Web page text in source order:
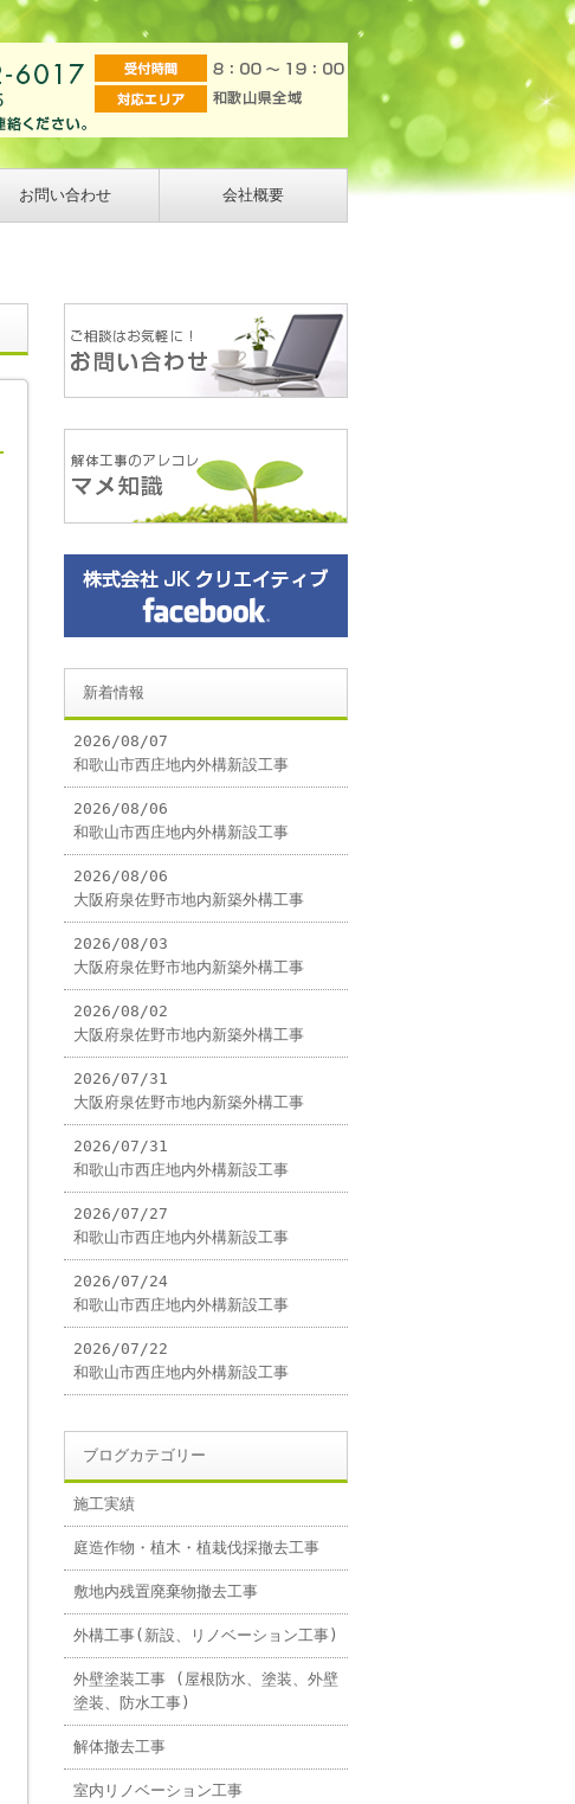
お問い合わせ 会社概要
新着情報
2026/08/07
和歌山市西庄地内外構新設工事
2026/08/06
和歌山市西庄地内外構新設工事
2026/08/06
大阪府泉佐野市地内新築外構工事
2026/08/03
大阪府泉佐野市地内新築外構工事
2026/08/02
大阪府泉佐野市地内新築外構工事
2026/07/31
大阪府泉佐野市地内新築外構工事
2026/07/31
和歌山市西庄地内外構新設工事
2026/07/27
和歌山市西庄地内外構新設工事
2026/07/24
和歌山市西庄地内外構新設工事
2026/07/22
和歌山市西庄地内外構新設工事
ブログカテゴリー
施工実績
庭造作物・植木・植栽伐採撤去工事
敷地内残置廃棄物撤去工事
外構工事(新設、リノベーション工事)
外壁塗装工事 (屋根防水、塗装、外壁
塗装、防水工事)
解体撤去工事
室内リノベーション工事